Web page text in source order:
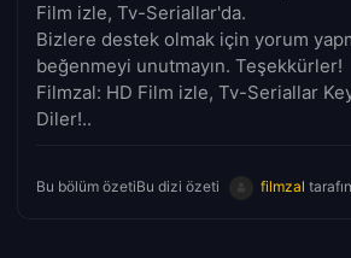
Film izle, Tv-Seriallar'da.
Bizlere destek olmak için yorum
beğenmeyi unutmayın. Teşekkürler!
Filmzal: HD Film izle, Tv-Seriallar
Diler!..
Bu bölüm özetiBu dizi özeti filmzal